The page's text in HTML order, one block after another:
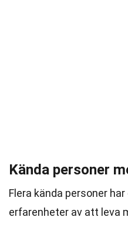
Kända personer
Flera kända personer
erfarenheter av att leva